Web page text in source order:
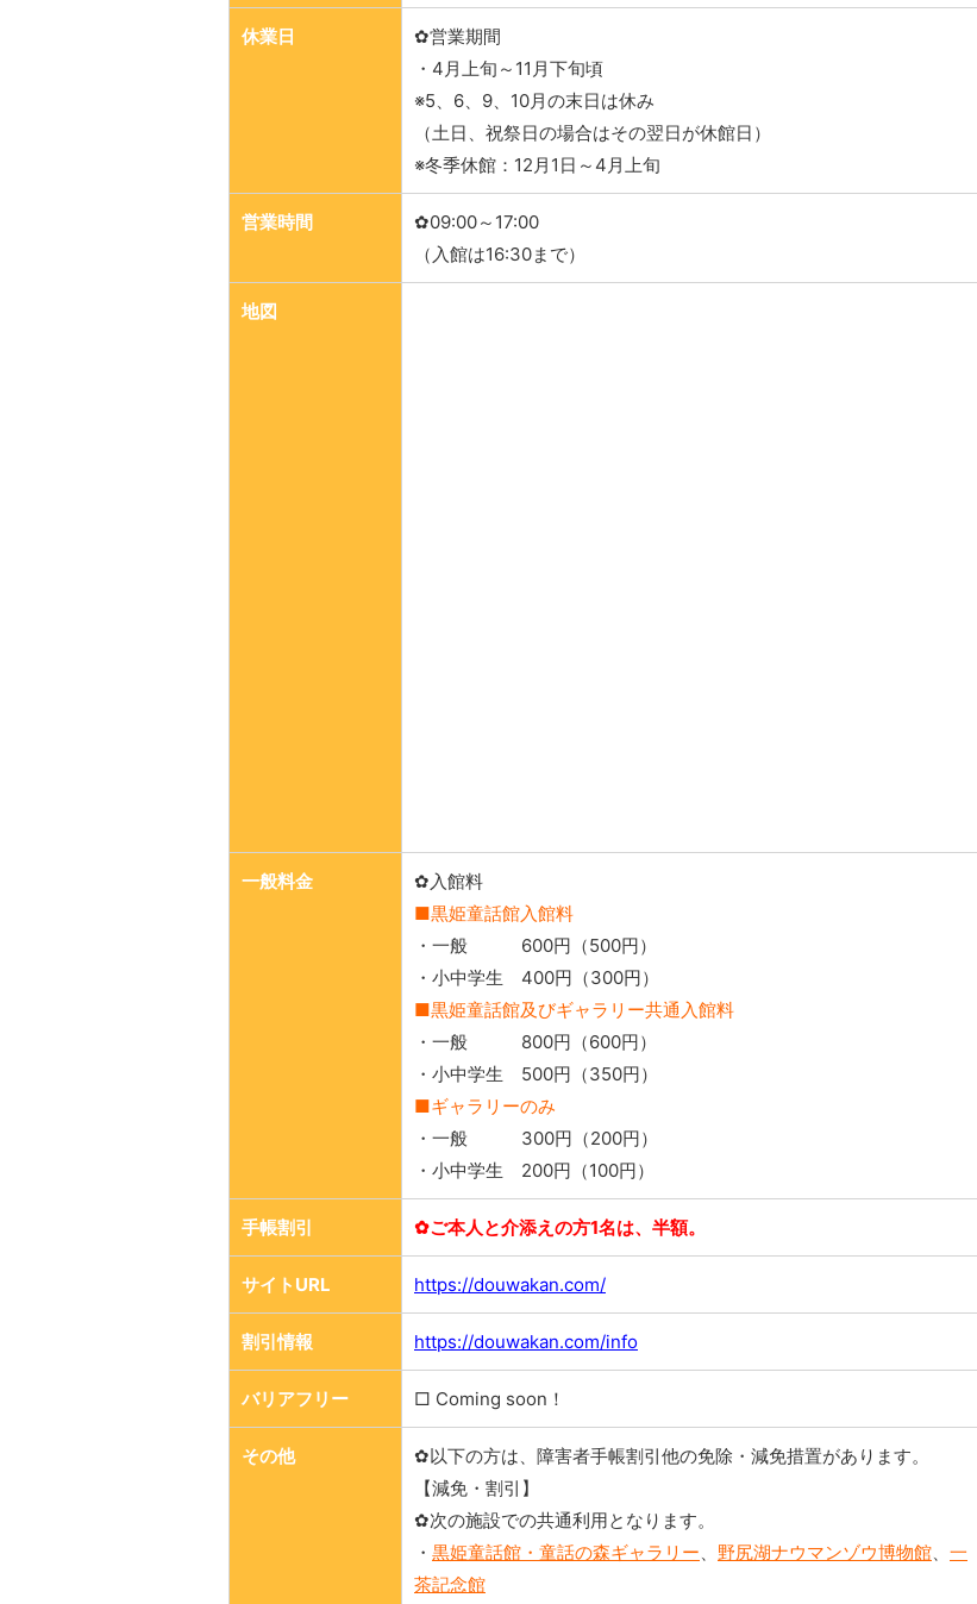
休業日
✿営業期間
・4月上旬～11月下旬頃
※5、6、9、10月の末日は休み
（土日、祝祭日の場合はその翌日が休館日）
※冬季休館：12月1日～4月上旬
営業時間
✿09:00～17:00
（入館は16:30まで）
地図
一般料金
✿入館料
■黒姫童話館入館料
・一般 600円（500円）
・小中学生 400円（300円）
■黒姫童話館及びギャラリー共通入館料
・一般 800円（600円）
・小中学生 500円（350円）
■ギャラリーのみ
・一般 300円（200円）
・小中学生 200円（100円）
手帳割引 ✿ご本人と介添えの方1名は、半額。
サイトURL https://douwakan.com/
割引情報 https://douwakan.com/info
バリアフリー □ Coming soon！
その他
✿以下の方は、障害者手帳割引他の免除・減免措置があります。
【減免・割引】
✿次の施設での共通利用となります。
・ 黒姫童話館・童話の森ギャラリー、 野尻湖ナウマンゾウ博物館、 一
茶記念館